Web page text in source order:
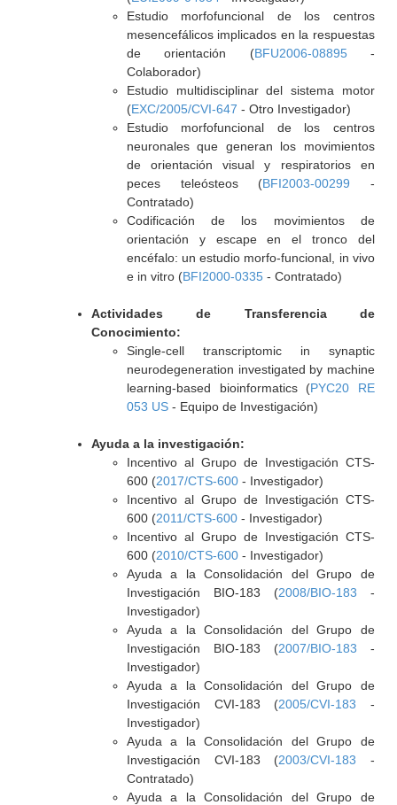
Estudio morfofuncional de los centros
mesencefálicos implicados en la respuestas
de orientación (BFU2006-08895-
Colaborador)
Estudio multidisciplinar del sistema motor
(EXC/2005/CVI-647 - Otro Investigador)
Estudio morfofuncional de los centros
neuronales que generan los movimientos
de orientación visual y respiratorios en
peces teleósteos (BFI2003-00299 -
Contratado)
Codificación de los movimientos de
orientación y escape en el tronco del
encéfalo: un estudio morfo-funcional, in vivo
e in vitro (BFI2000-0335- Contratado)
Actividades de Transferencia de
Conocimiento:
Single-cell transcriptomic in synaptic
neurodegeneration investigated by machine
learning-based bioinformatics (PYC20 RE
053 US- Equipo de Investigación)
Ayuda a la investigación:
Incentivo al Grupo de Investigación CTS-
600 (2017/CTS-600- Investigador)
Incentivo al Grupo de Investigación CTS-
600 (2011/CTS-600- Investigador)
Incentivo al Grupo de Investigación CTS-
600 (2010/CTS-600- Investigador)
Ayuda a la Consolidación del Grupo de
Investigación BIO-183 (2008/BIO-183 -
Investigador)
Ayuda a la Consolidación del Grupo de
Investigación BIO-183 (2007/BIO-183 -
Investigador)
Ayuda a la Consolidación del Grupo de
Investigación CVI-183 (2005/CVI-183 -
Investigador)
Ayuda a la Consolidación del Grupo de
Investigación CVI-183 (2003/CVI-183 -
Contratado)
Ayuda a la Consolidación del Grupo de